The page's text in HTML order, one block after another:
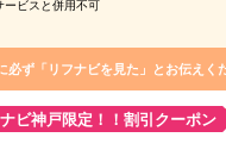
ービスと併用不可
必ず「リフナビを見た」とお伝えく
ビ神戸限定！！割引クーポン